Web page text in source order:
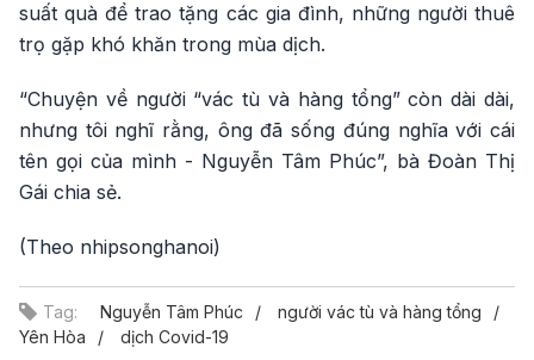
suất quà để trao tặng các gia đình, những người thuê
trọ gặp khó khăn trong mùa dịch.
“Chuyện về người “vác tù và hàng tổng” còn dài dài,
nhưng tôi nghĩ rằng, ông đã sống đúng nghĩa với cái
tên gọi của mình - Nguyễn Tâm Phúc”, bà Đoàn Thị
Gái chia sẻ.
(Theo nhipsonghanoi)
Tag: Nguyễn Tâm Phúc
người vác tù và hàng tổng
Yên Hòa
dịch Covid-19